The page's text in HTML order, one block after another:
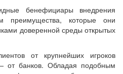
бенефициары внедрения
преимущества, которые они
доверенной среды открытых
от крупнейших игроков
от банков. Обладая подобным